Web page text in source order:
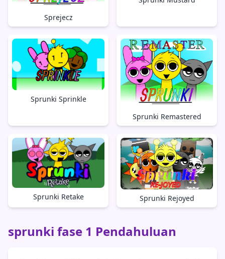
Sprejecz
Sprunki Sprinkle
Sprunki Remastered
Sprunki Retake Sprunki Rejoyed
sprunki fase 1 Pendahuluan